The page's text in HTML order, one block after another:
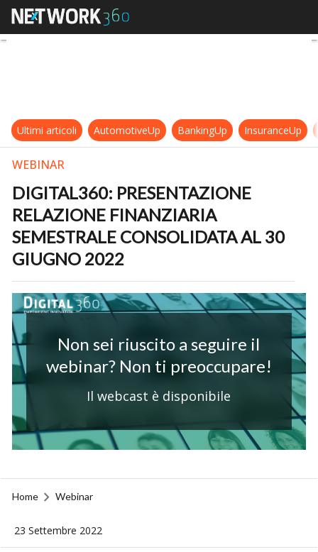
DIGITAL360: PRESENTAZIONE
Ultimi articoli AutomotiveUp BankingUp InsuranceUp
WEBINAR
DIGITAL360: PRESENTAZIONE
RELAZIONE FINANZIARIA
SEMESTRALE CONSOLIDATA AL 30
GIUGNO 2022
Non sei riuscito a seguire il
webinar? Non ti preoccupare!
Il webcast è disponibile
Home Webinar
23 Settembre 2022